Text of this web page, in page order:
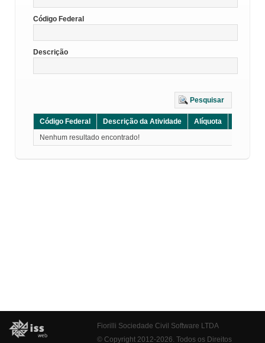
Código Federal
Descrição
Pesquisar
Código Federal Descrição da Atividade Alíquota
Nenhum resultado encontrado!
Fiorilli Sociedade Civil Software LTDA
© Copyright 2012-2026. Todos os Direitos